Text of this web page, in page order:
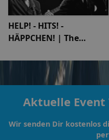
HELP! - HITS! -
HÄPPCHEN! | The
Aktuelle Event
Wir senden Dir kostenlos